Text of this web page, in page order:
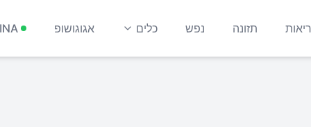
תזונה נפש כלים אגוגושופ